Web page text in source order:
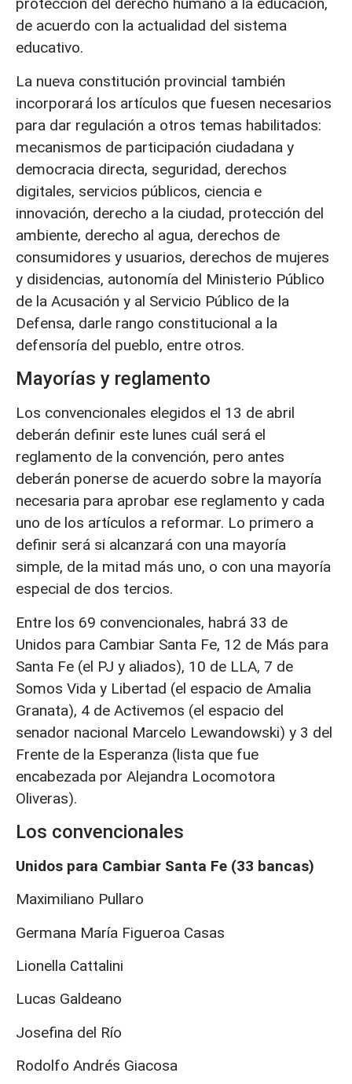
protección del derecho humano a la educación,
de acuerdo con la actualidad del sistema
educativo.
La nueva constitución provincial también
incorporará los artículos que fuesen necesarios
para dar regulación a otros temas habilitados:
mecanismos de participación ciudadana y
democracia directa, seguridad, derechos
digitales, servicios públicos, ciencia e
innovación, derecho a la ciudad, protección del
ambiente, derecho al agua, derechos de
consumidores y usuarios, derechos de mujeres
y disidencias, autonomía del Ministerio Público
de la Acusación y al Servicio Público de la
Defensa, darle rango constitucional a la
defensoría del pueblo, entre otros.
Mayorías y reglamento
Los convencionales elegidos el 13 de abril
deberán definir este lunes cuál será el
reglamento de la convención, pero antes
deberán ponerse de acuerdo sobre la mayoría
necesaria para aprobar ese reglamento y cada
uno de los artículos a reformar. Lo primero a
definir será si alcanzará con una mayoría
simple, de la mitad más uno, o con una mayoría
especial de dos tercios.
Entre los 69 convencionales, habrá 33 de
Unidos para Cambiar Santa Fe, 12 de Más para
Santa Fe (el PJ y aliados), 10 de LLA, 7 de
Somos Vida y Libertad (el espacio de Amalia
Granata), 4 de Activemos (el espacio del
senador nacional Marcelo Lewandowski) y 3 del
Frente de la Esperanza (lista que fue
encabezada por Alejandra Locomotora
Oliveras).
Los convencionales
Unidos para Cambiar Santa Fe (33 bancas)
Maximiliano Pullaro
Germana María Figueroa Casas
Lionella Cattalini
Lucas Galdeano
Josefina del Río
Rodolfo Andrés Giacosa